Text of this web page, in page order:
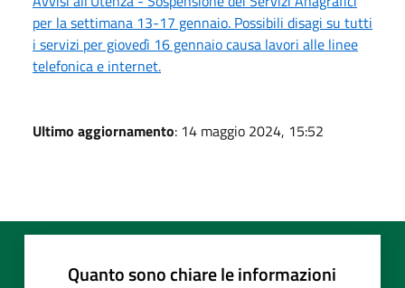
per la settimana 13-17 gennaio. Possibili disagi su tutti
i servizi per giovedì 16 gennaio causa lavori alle linee
telefonica e internet.
Ultimo aggiornamento: 14 maggio 2024, 15:52
Quanto sono chiare le informazioni